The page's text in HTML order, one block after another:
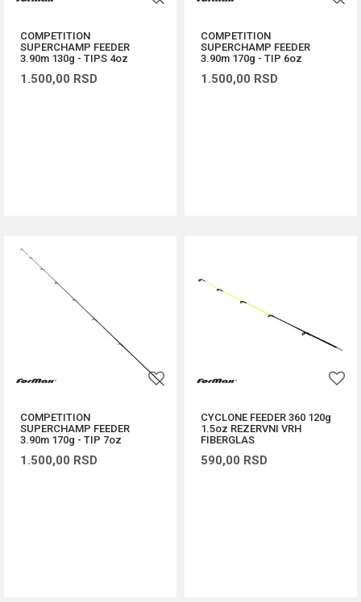
COMPETITION
SUPERCHAMP FEEDER
3.90m 130g - TIPS 4oz
1.500,00 RSD
COMPETITION
SUPERCHAMP FEEDER
3.90m 170g - TIP 6oz
1.500,00 RSD
COMPETITION
SUPERCHAMP FEEDER
3.90m 170g - TIP 7oz
1.500,00 RSD
CYCLONE FEEDER 360 120g
1.5oz REZERVNI VRH
FIBERGLAS
590,00 RSD